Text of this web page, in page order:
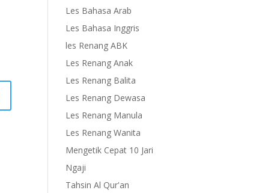
Les Bahasa Arab
Les Bahasa Inggris
les Renang ABK
Les Renang Anak
Les Renang Balita
Les Renang Dewasa
Les Renang Manula
Les Renang Wanita
Mengetik Cepat 10 Jari
Ngaji
Tahsin Al Qur'an